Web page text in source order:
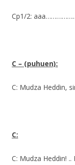
Cp1/2:
C – (puhuen):
C: Mudza Heddin,
C:
C: Mudza Heddin!